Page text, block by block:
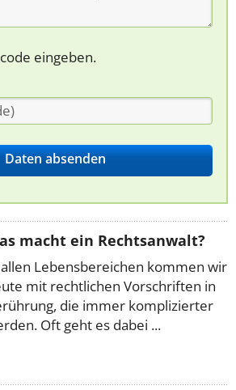
eingeben.
macht ein Rechtsanwalt?
Lebensbereichen kommen wir
mit rechtlichen Vorschriften in
die immer komplizierter
Oft geht es dabei ...